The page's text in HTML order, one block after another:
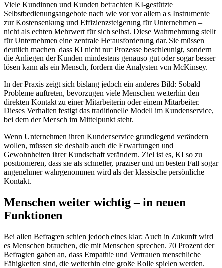
Viele Kundinnen und Kunden betrachten KI-gestützte
Selbstbedienungsangebote nach wie vor vor allem als Instrumente
zur Kostensenkung und Effizienzsteigerung für Unternehmen –
nicht als echten Mehrwert für sich selbst. Diese Wahrnehmung stellt
für Unternehmen eine zentrale Herausforderung dar. Sie müssen
deutlich machen, dass KI nicht nur Prozesse beschleunigt, sondern
die Anliegen der Kunden mindestens genauso gut oder sogar besser
lösen kann als ein Mensch, fordern die Analysten von McKinsey.
In der Praxis zeigt sich bislang jedoch ein anderes Bild: Sobald
Probleme auftreten, bevorzugen viele Menschen weiterhin den
direkten Kontakt zu einer Mitarbeiterin oder einem Mitarbeiter.
Dieses Verhalten festigt das traditionelle Modell im Kundenservice,
bei dem der Mensch im Mittelpunkt steht.
Wenn Unternehmen ihren Kundenservice grundlegend verändern
wollen, müssen sie deshalb auch die Erwartungen und
Gewohnheiten ihrer Kundschaft verändern. Ziel ist es, KI so zu
positionieren, dass sie als schneller, präziser und im besten Fall sogar
angenehmer wahrgenommen wird als der klassische persönliche
Kontakt.
Menschen weiter wichtig – in neuen
Funktionen
Bei allen Befragten schien jedoch eines klar: Auch in Zukunft wird
es Menschen brauchen, die mit Menschen sprechen. 70 Prozent der
Befragten gaben an, dass Empathie und Vertrauen menschliche
Fähigkeiten sind, die weiterhin eine große Rolle spielen werden.